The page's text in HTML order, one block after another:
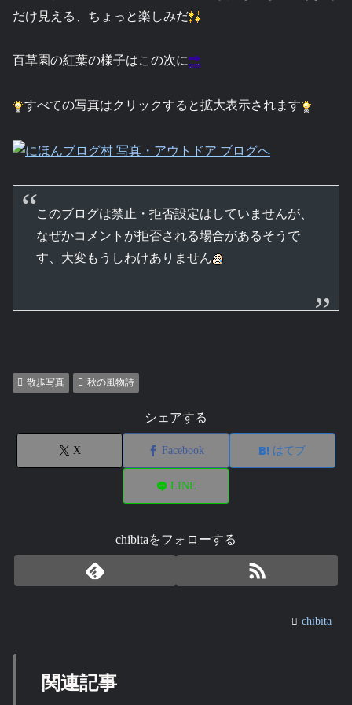
だけ見える、ちょっと楽しみだ
百草園の紅葉の様子はこの次に
すべての写真はクリックすると拡大表示されます
このブログは禁止・拒否設定はしていませんが、
なぜかコメントが拒否される場合があるそうで
す、大変もうしわけありません
散歩写真 秋の風物詩
シェアする
X Facebook はてブ
LINE
chibitaをフォローする
chibita
関連記事